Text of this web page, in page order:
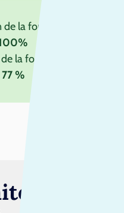
la formation
la formation
77 %
vous